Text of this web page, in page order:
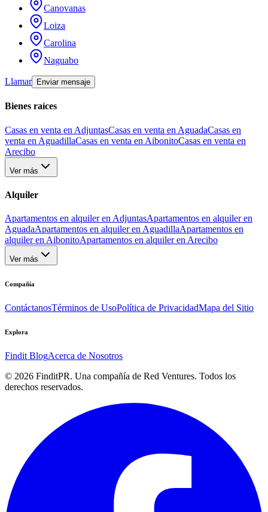
Canovanas
Loiza
Carolina
Naguabo
Llamar Enviar mensaje
Bienes raíces
Casas en venta en AdjuntasCasas en venta en AguadaCasas en
venta en AguadillaCasas en venta en AibonitoCasas en venta en
Arecibo
Ver más
Alquiler
Apartamentos en alquiler en AdjuntasApartamentos en alquiler en
AguadaApartamentos en alquiler en AguadillaApartamentos en
alquiler en AibonitoApartamentos en alquiler en Arecibo
Ver más
Compañía
ContáctanosTérminos de UsoPolítica de PrivacidadMapa del Sitio
Explora
Findit BlogAcerca de Nosotros
© 2026 FinditPR. Una compañía de Red Ventures. Todos los
derechos reservados.